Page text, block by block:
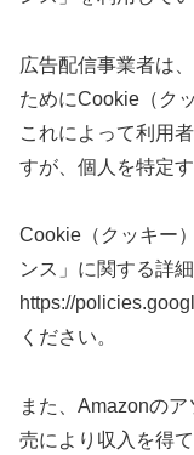
広告配信事業者は
ためにCookie（ク
これによって利用
すが、個人を特定
Cookie（クッキー
ンス」に関する詳細
https://
ください。
また、Amazonの
売により収入を得て